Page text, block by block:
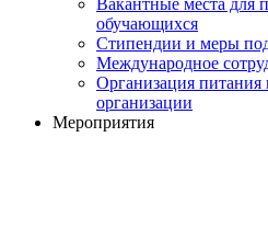
Вакантные места для
обучающихся
Стипендии и меры
Международное
Организация питания
организации
Мероприятия